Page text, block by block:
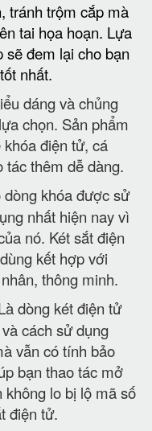
tránh trộm cắp mà
tai họa hoạn. Lựa
sẽ đem lại cho bạn
nhất.
dáng và chủng
chọn. Sản phẩm
điện tử, cá
tác thêm dễ dàng.
dòng khóa được sử
nhất hiện nay vì
nó. Két sắt điện
kết hợp với
thông minh.
dòng két điện tử
cách sử dụng
vẫn có tính bảo
bạn thao tác mở
không lo bị lộ mã số
điện tử.